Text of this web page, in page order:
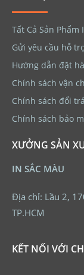
Tất Cả Sản Phẩm
Gửi yêu cầu hỗ
Hướng dẫn đặt
Chính sách vận
Chính sách đổi trả
Chính sách bảo
XƯỞNG SẢN
IN SẮC MÀU
Địa chỉ: Lầu 2,
TP.HCM
KẾT NỐI VỚI